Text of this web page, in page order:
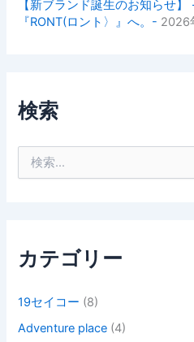
【新ブランド誕生のお知らせ
『RONT(ロント〉』へ。- 2026
検索
カテゴリー
19セイコー (8)
Adventure place (4)